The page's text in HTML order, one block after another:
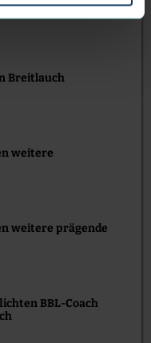
Breitlauch
weitere
weitere prägende
BBL-Coach